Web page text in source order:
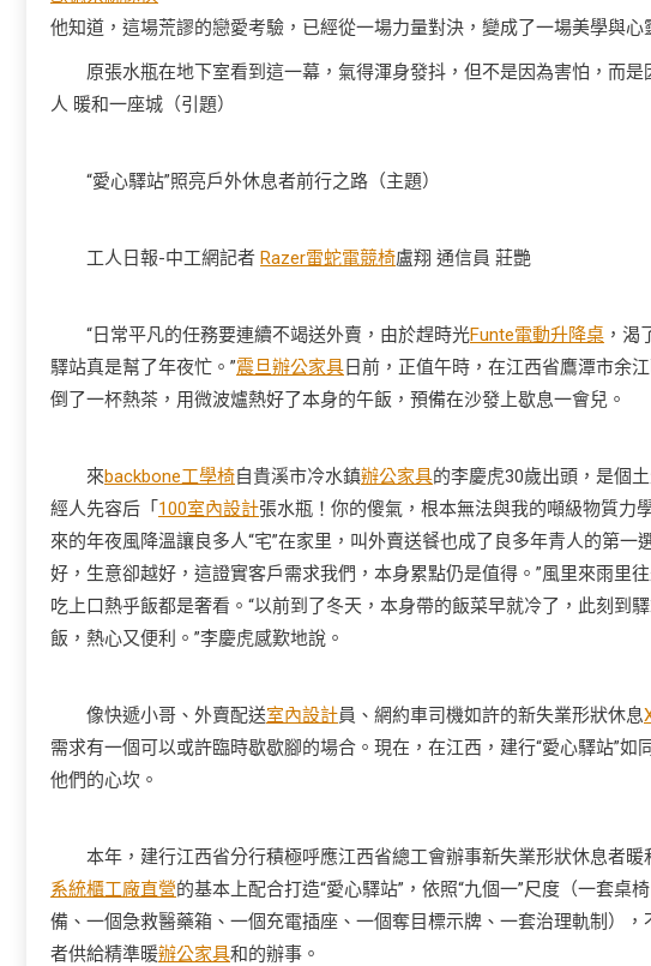
他知道，這場荒謬的戀愛考驗，已經從一場力量對決，變成了一場美學與心
原張水瓶在地下室看到這一幕，氣得渾身發抖，但不是因為害怕，而是
人 暖和一座城（引題）
“愛心驛站”照亮戶外休息者前行之路（主題）
工人日報-中工網記者 Razer雷蛇電競椅盧翔 通信員 莊艷
“日常平凡的任務要連續不竭送外賣，由於趕時光Funte電動升降桌 ，渴
驛站真是幫了年夜忙。”震旦辦公家具日前，正值午時，在江西省鷹潭市余
倒了一杯熱茶，用微波爐熱好了本身的午飯，預備在沙發上歇息一會兒。
來backbone工學椅自貴溪市冷水鎮辦公家具的李慶虎30歲出頭，是個
經人先容后「 100室內設計張水瓶！你的傻氣，根本無法與我的噸級物質力
來的年夜風降溫讓良多人“宅”在家里，叫外賣送餐也成了良多年青人的第
好，生意卻越好，這證實客戶需求我們，本身累點仍是值得。”風里來雨里
吃上口熱乎飯都是奢看。“以前到了冬天，本身帶的飯菜早就冷了，此刻到
飯，熱心又便利。”李慶虎感歎地說。
像快遞小哥、外賣配送室內設計員、網約車司機如許的新失業形狀休息
需求有一個可以或許臨時歇歇腳的場合。現在，在江西，建行“愛心驛站”
他們的心坎。
本年，建行江西省分行積極呼應江西省總工會辦事新失業形狀休息者暖
系統櫃工廠直營的基本上配合打造“愛心驛站”，依照“九個一”尺度（一套
備、一個急救醫藥箱、一個充電插座、一個奪目標示牌、一套治理軌制）
者供給精準暖辦公家具和的辦事。